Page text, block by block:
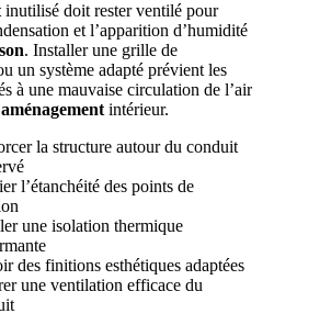
inutilisé doit rester ventilé pour
et l’apparition d’humidité
. Installer une grille de
un système adapté prévient les
à une mauvaise circulation de l’air
aménagement intérieur.
la structure autour du conduit
l’étanchéité des points de
une isolation thermique
des finitions esthétiques adaptées
une ventilation efficace du